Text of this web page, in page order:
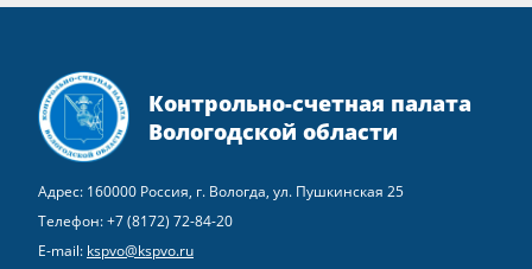
Контрольно-счетная палата
Вологодской области
Адрес: 160000 Россия, г. Вологда, ул. Пушкинская 25
Телефон:+7 (8172) 72-84-20
E-mail: kspvo@kspvo.ru